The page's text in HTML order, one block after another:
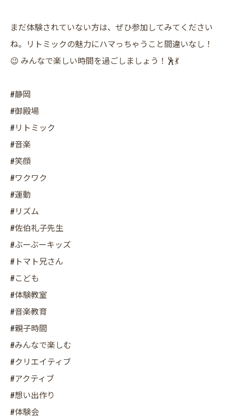
まだ体験されていない方は、ぜひ参加してみてください
ね。リトミックの魅力にハマっちゃうこと間違いなし！
😉 みんなで楽しい時間を過ごしましょう！🕺💃
#静岡
#御殿場
#リトミック
#音楽
#笑顔
#ワクワク
#運動
#リズム
#佐伯礼子先生
#ぶーぶーキッズ
#トマト兄さん
#こども
#体験教室
#音楽教育
#親子時間
#みんなで楽しむ
#クリエイティブ
#アクティブ
#想い出作り
#体験会